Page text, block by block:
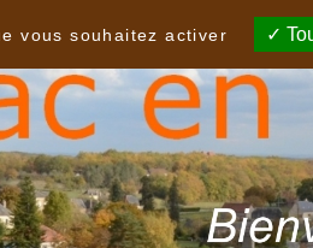
vous souhaitez activer